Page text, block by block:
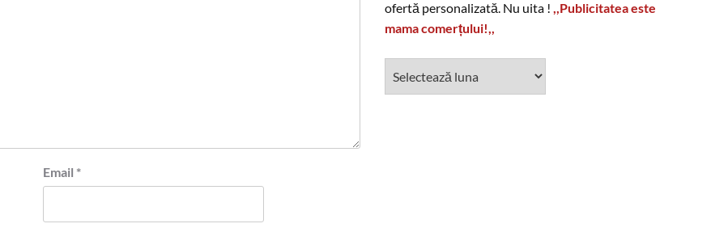
Email *
ofertă personalizată. Nu uita ! ,,Publicitatea este
mama comerțului!,,